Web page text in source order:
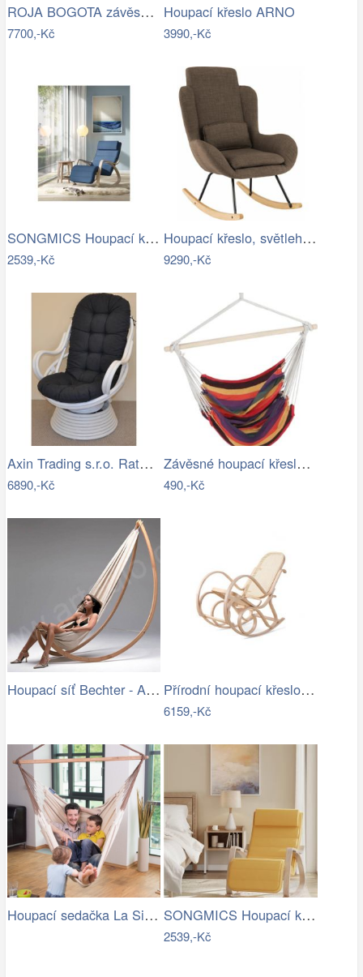
ROJA BOGOTA závěsné křeslo - bez…
7700,-Kč
Houpací křeslo ARNO
3990,-Kč
SONGMICS Houpací křeslo polstrované…
2539,-Kč
Houpací křeslo, světlehnědá látka /…
9290,-Kč
Axin Trading s.r.o. Ratanové houpací…
6890,-Kč
Závěsné houpací křeslo Cozyz pásek…
490,-Kč
Houpací síť Bechter - Artedio.cz Přírodní houpací křeslo s výpletem - AT
6159,-Kč
Houpací sedačka La Siesta Habana… SONGMICS Houpací křeslo polstrované…
2539,-Kč